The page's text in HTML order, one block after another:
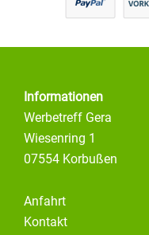
Informationen
Werbetreff Gera
Wiesenring 1
07554 Korbußen
Anfahrt
Kontakt